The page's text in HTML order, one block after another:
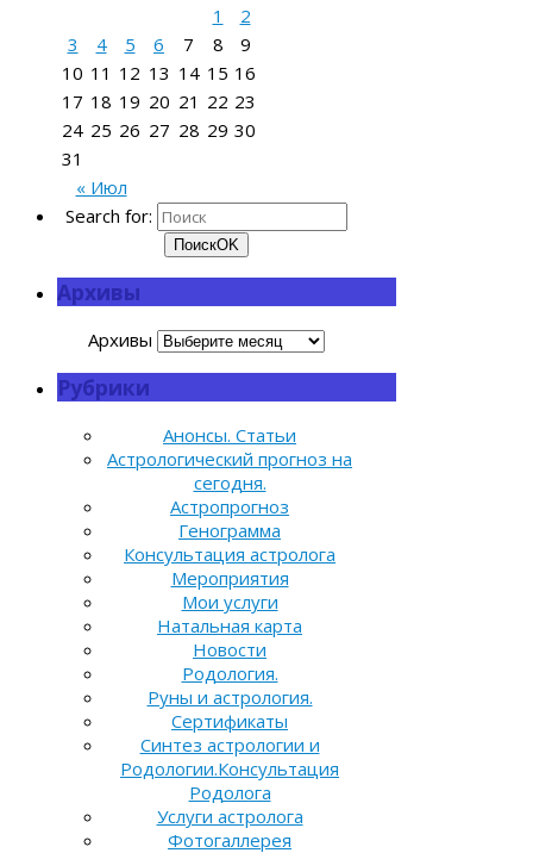
« Июл
1
2
3
4 5 6 7 8
9
10 11 12 13 14 15 16
17 18 19 20 21 22 23
24 25 26 27 28 29 30
31
Search for:
ПоискOK
Архивы
Архивы
Рубрики
Анонсы. Статьи
Астрологический прогноз на
сегодня.
Астропрогноз
Генограмма
Консультация астролога
Мероприятия
Мои услуги
Натальная карта
Новости
Родология.
Руны и астрология.
Сертификаты
Синтез астрологии и
Родологии.Консультация
Родолога
Услуги астролога
Фотогаллерея